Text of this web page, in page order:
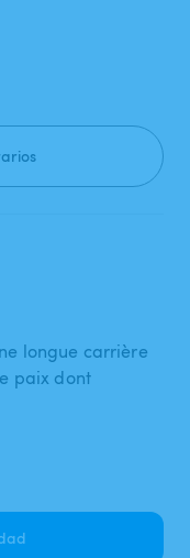
longue carrière
paix dont